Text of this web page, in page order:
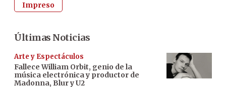
Impreso
Últimas Noticias
Arte y Espectáculos
Fallece William Orbit, genio de la
música electrónica y productor de
Madonna, Blur y U2